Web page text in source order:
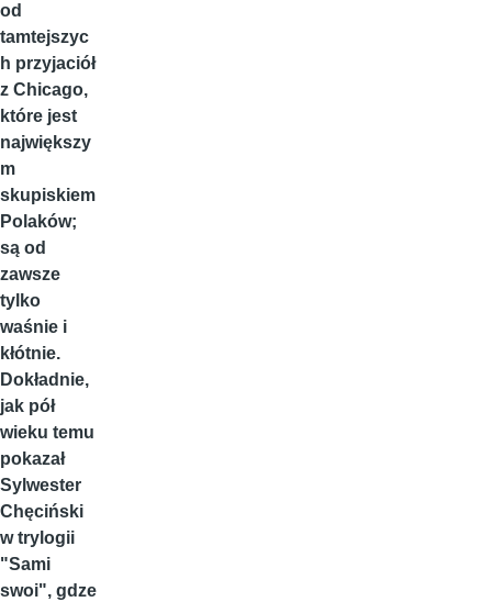
od
tamtejszyc
h przyjaciół
z Chicago,
które jest
największy
m
skupiskiem
Polaków;
są od
zawsze
tylko
waśnie i
kłótnie.
Dokładnie,
jak pół
wieku temu
pokazał
Sylwester
Chęciński
w trylogii
"Sami
swoi", gdze